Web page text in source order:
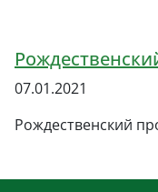
07.01.2021
Рождественский